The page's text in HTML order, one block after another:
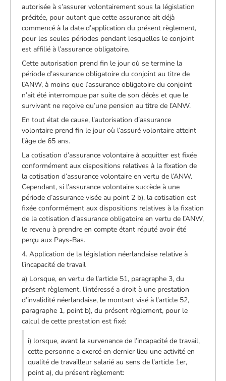
autorisée à s’assurer volontairement sous la législation
précitée, pour autant que cette assurance ait déjà
commencé à la date d’application du présent règlement,
pour les seules périodes pendant lesquelles le conjoint
est affilié à l’assurance obligatoire.
Cette autorisation prend fin le jour où se termine la
période d’assurance obligatoire du conjoint au titre de
l’ANW, à moins que l’assurance obligatoire du conjoint
n’ait été interrompue par suite de son décès et que le
survivant ne reçoive qu’une pension au titre de l’ANW.
En tout état de cause, l’autorisation d’assurance
volontaire prend fin le jour où l’assuré volontaire atteint
l’âge de 65 ans.
La cotisation d’assurance volontaire à acquitter est fixée
conformément aux dispositions relatives à la fixation de
la cotisation d’assurance volontaire en vertu de l’ANW.
Cependant, si l’assurance volontaire succède à une
période d’assurance visée au point 2 b), la cotisation est
fixée conformément aux dispositions relatives à la fixation
de la cotisation d’assurance obligatoire en vertu de l’ANW,
le revenu à prendre en compte étant réputé avoir été
perçu aux Pays-Bas.
4. Application de la législation néerlandaise relative à
l’incapacité de travail
a) Lorsque, en vertu de l’article 51, paragraphe 3, du
présent règlement, l’intéressé a droit à une prestation
d’invalidité néerlandaise, le montant visé à l’article 52,
paragraphe 1, point b), du présent règlement, pour le
calcul de cette prestation est fixé:
i) lorsque, avant la survenance de l’incapacité de travail,
cette personne a exercé en dernier lieu une activité en
qualité de travailleur salarié au sens de l’article 1er,
point a), du présent règlement: